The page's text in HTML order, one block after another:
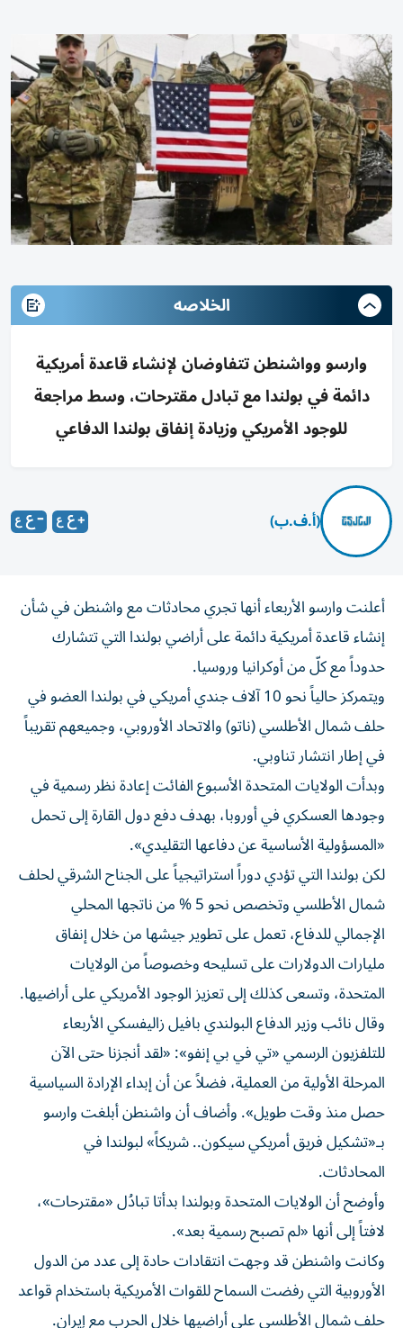
الخلاصه
وارسو وواشنطن تتفاوضان لإنشاء قاعدة أمريكية
دائمة في بولندا مع تبادل مقترحات، وسط مراجعة
للوجود الأمريكي وزيادة إنفاق بولندا الدفاعي
(أ.ف.ب)
أعلنت وارسو الأربعاء أنها تجري محادثات مع واشنطن في شأن
إنشاء قاعدة أمريكية دائمة على أراضي بولندا التي تتشارك
حدوداً مع كلّ من أوكرانيا وروسيا.
ويتمركز حالياً نحو 10 آلاف جندي أمريكي في بولندا العضو في
حلف شمال الأطلسي (ناتو) والاتحاد الأوروبي، وجميعهم تقريباً
في إطار انتشار تناوبي.
وبدأت الولايات المتحدة الأسبوع الفائت إعادة نظر رسمية في
وجودها العسكري في أوروبا، بهدف دفع دول القارة إلى تحمل
«المسؤولية الأساسية عن دفاعها التقليدي».
لكن بولندا التي تؤدي دوراً استراتيجياً على الجناح الشرقي لحلف
شمال الأطلسي وتخصص نحو 5 % من ناتجها المحلي
الإجمالي للدفاع، تعمل على تطوير جيشها من خلال إنفاق
مليارات الدولارات على تسليحه وخصوصاً من الولايات
المتحدة، وتسعى كذلك إلى تعزيز الوجود الأمريكي على أراضيها.
وقال نائب وزير الدفاع البولندي بافيل زاليفسكي الأربعاء
للتلفزيون الرسمي «تي في بي إنفو»: «لقد أنجزنا حتى الآن
المرحلة الأولية من العملية، فضلاً عن أن إبداء الإرادة السياسية
حصل منذ وقت طويل». وأضاف أن واشنطن أبلغت وارسو
بـ«تشكيل فريق أمريكي سيكون.. شريكاً» لبولندا في
المحادثات.
وأوضح أن الولايات المتحدة وبولندا بدأتا تبادُل «مقترحات»،
لافتاً إلى أنها «لم تصبح رسمية بعد».
وكانت واشنطن قد وجهت انتقادات حادة إلى عدد من الدول
الأوروبية التي رفضت السماح للقوات الأمريكية باستخدام قواعد
حلف شمال الأطلسي على أراضيها خلال الحرب مع إيران.